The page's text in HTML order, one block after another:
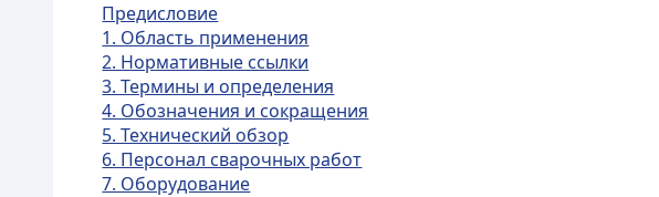
Предисловие
1. Область применения
2. Нормативные ссылки
3. Термины и определения
4. Обозначения и сокращения
5. Технический обзор
6. Персонал сварочных работ
7. Оборудование